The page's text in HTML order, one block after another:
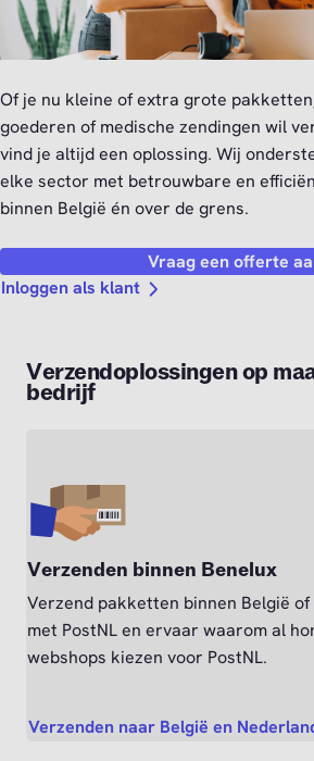
Of je nu kleine of extra grote
goederen of medische zendingen wil
vind je altijd een oplossing. Wij
elke sector met betrouwbare en
binnen België én over de grens.
Vraag een offerte
Inloggen als klant
Verzendoplossingen op
bedrijf
Verzenden binnen Benelux
Verzend pakketten binnen België
met PostNL en ervaar waarom al
webshops kiezen voor PostNL.
Verzenden naar België en